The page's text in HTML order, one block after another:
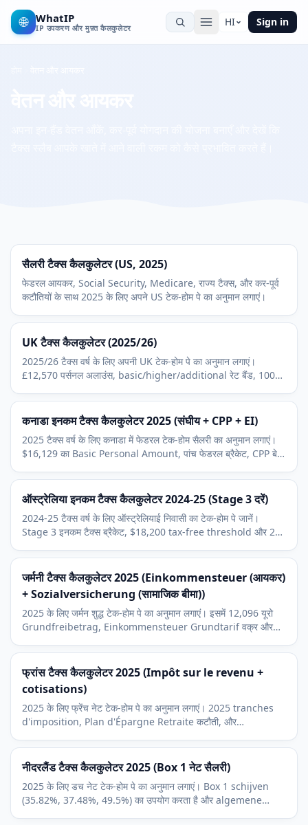
🌐 WhatIP
IP उपकरण और मुफ़्त कैलकुलेटर HI Sign in
सैलरी टैक्स कैलकुलेटर (US, 2025)
फेडरल आयकर, Social Security, Medicare, राज्य टैक्स, और कर-पूर्व
कटौतियों के साथ 2025 के लिए अपने US टेक-होम पे का अनुमान लगाएं।
UK टैक्स कैलकुलेटर (2025/26)
2025/26 टैक्स वर्ष के लिए अपनी UK टेक-होम पे का अनुमान लगाएं।
£12,570 पर्सनल अलाउंस, basic/higher/additional रेट बैंड, 100k
कनाडा इनकम टैक्स कैलकुलेटर 2025 (संघीय + CPP + EI)
2025 टैक्स वर्ष के लिए कनाडा में फेडरल टेक-होम सैलरी का अनुमान लगाएं।
$16,129 का Basic Personal Amount, पांच फेडरल ब्रैकेट, CPP बेस,
ऑस्ट्रेलिया इनकम टैक्स कैलकुलेटर 2024-25 (Stage 3 दरें)
2024-25 टैक्स वर्ष के लिए ऑस्ट्रेलियाई निवासी का टेक-होम पे जानें।
Stage 3 इनकम टैक्स ब्रैकेट, $18,200 tax-free threshold और 2
जर्मनी टैक्स कैलकुलेटर 2025 (Einkommensteuer (आयकर)
+ Sozialversicherung (सामाजिक बीमा))
2025 के लिए जर्मन शुद्ध टेक-होम पे का अनुमान लगाएं। इसमें 12,096 यूरो
Grundfreibetrag, Einkommensteuer Grundtarif वक्र और
फ्रांस टैक्स कैलकुलेटर 2025 (Impôt sur le revenu +
cotisations)
2025 के लिए फ्रेंच नेट टेक-होम पे का अनुमान लगाएं। 2025 tranches
d'imposition, Plan d'Épargne Retraite कटौती, और
नीदरलैंड टैक्स कैलकुलेटर 2025 (Box 1 नेट सैलरी)
2025 के लिए डच नेट टेक-होम पे का अनुमान लगाएं। Box 1 schijven
(35.82%, 37.48%, 49.5%) का उपयोग करता है और algemene